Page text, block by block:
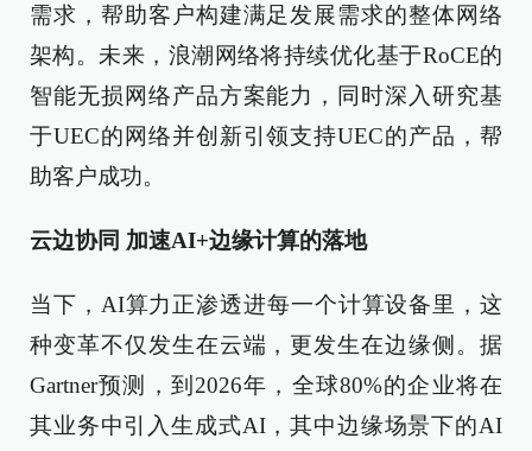
需求，帮助客户构建满足发展需求的整体网络
架构。未来，浪潮网络将持续优化基于RoCE的
智能无损网络产品方案能力，同时深入研究基
于UEC的网络并创新引领支持UEC的产品，帮
助客户成功。
云边协同 加速AI+边缘计算的落地
当下，AI算力正渗透进每一个计算设备里，这
种变革不仅发生在云端，更发生在边缘侧。据
Gartner预测，到2026年，全球80%的企业将在
其业务中引入生成式AI，其中边缘场景下的AI